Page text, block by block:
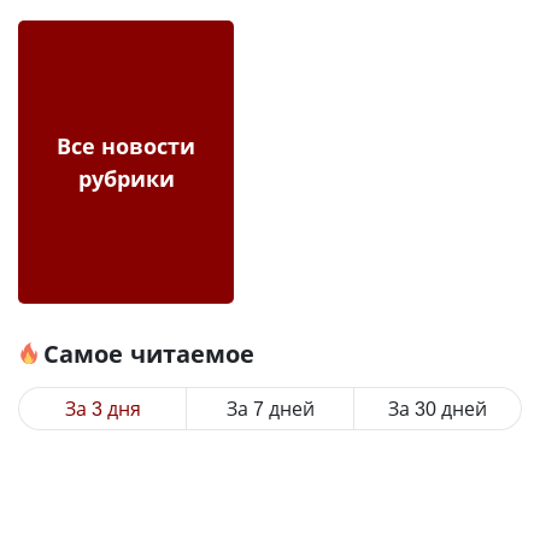
Все новости
рубрики
Самое читаемое
За 3 дня За 7 дней За 30 дней